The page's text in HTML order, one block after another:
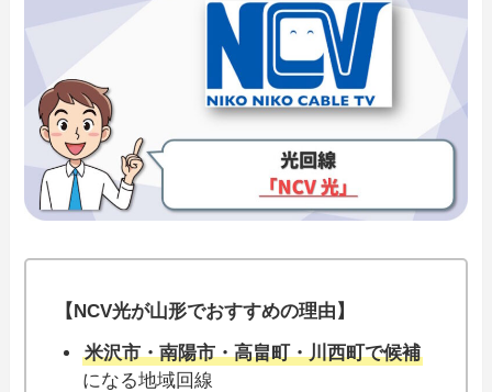
【NCV光が山形でおすすめの理由】
米沢市・南陽市・高畠町・川西町で候補
になる地域回線